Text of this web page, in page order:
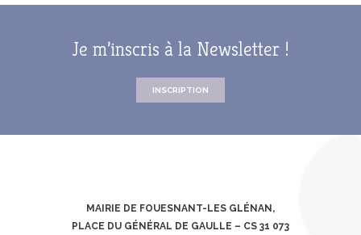
Je m’inscris à la Newsletter !
INSCRIPTION
MAIRIE DE FOUESNANT-LES GLÉNAN,
PLACE DU GÉNÉRAL DE GAULLE – CS 31 073